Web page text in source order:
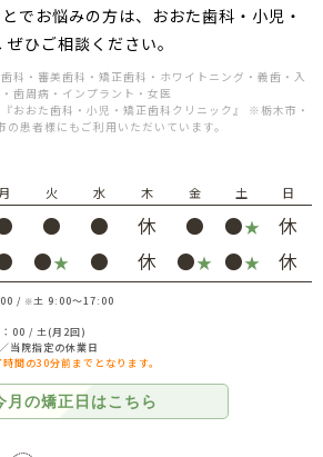
でお悩みの方は、おおた歯科・小児・
ひご相談ください。
科・審美歯科・矯正歯科・ホワイトニング・義歯・入
歯周病・インプラント・女医
おおた歯科・小児・矯正歯科クリニック』 ※栃木市・
の患者様にもご利用いただいています。
月 火 水 木 金 土
日
● ● 休 ● ●★ 休
●★ ● 休 ●★ ●★ 休
/ ※土 9:00～17:00
00 / 土(月2回)
当院指定の休業日
間の30分前までとなります。
月の矯正日はこちら